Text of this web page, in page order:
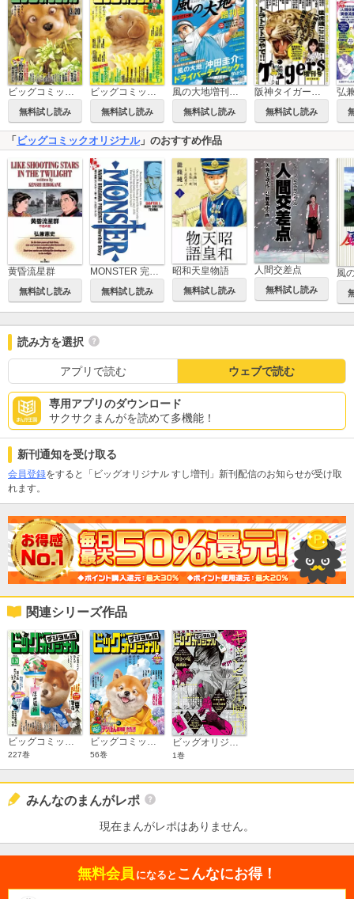
ビッグコミックオリジナル
無料試し読み
ビッグコミックオリジナル増刊
無料試し読み
風の大地増刊号 ドライバー編
無料試し読み
阪神タイガース創設80周年記念増刊号
無料試し読み
弘
「 ビッグコミックオリジナル」のおすすめ作品
黄昏流星群
無料試し読み
MONSTER 完全版 デジタルVer.
無料試し読み
昭和天皇物語
無料試し読み
人間交差点
無料試し読み
風
読み方を選択
アプリで読む ウェブで読む
専用アプリのダウンロード
サクサクまんがを読めて多機能！
新刊通知を受け取る
会員登録をすると「ビッグオリジナル すし増刊」新刊配信のお知らせが受け取
れます。
関連シリーズ作品
ビッグコミックオリジナル
227巻
ビッグコミックオリジナル増刊
56巻 1巻
みんなのまんがレポ
現在まんがレポはありません。
無料会員 になると こんなにお得！